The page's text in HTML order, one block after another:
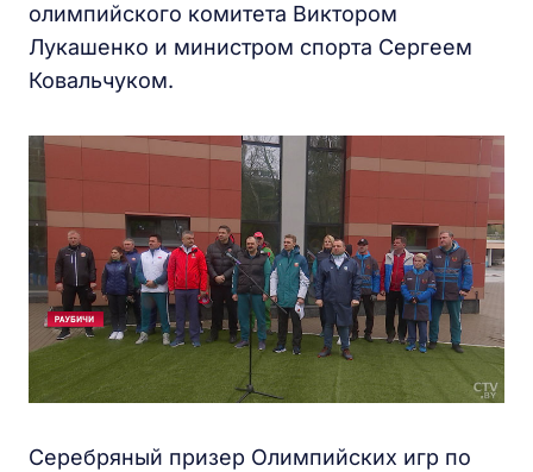
олимпийского комитета Виктором
Лукашенко и министром спорта Сергеем
Ковальчуком.
Серебряный призер Олимпийских игр по